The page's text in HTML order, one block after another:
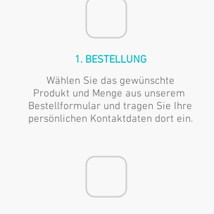
1. BESTELLUNG
Wählen Sie das gewünschte
Produkt und Menge aus unserem
Bestellformular und tragen Sie Ihre
persönlichen Kontaktdaten dort ein.